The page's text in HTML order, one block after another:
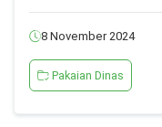
8 November 2024
Pakaian Dinas